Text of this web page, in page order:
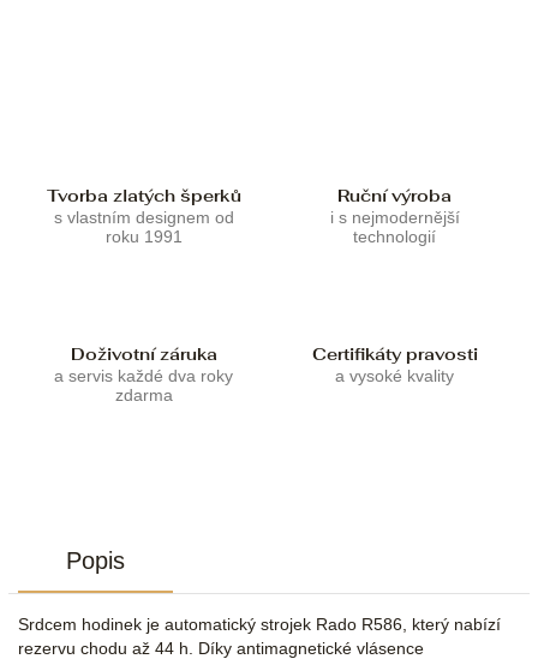
Tvorba zlatých šperků
s vlastním designem od
roku 1991
Ruční výroba
i s nejmodernější
technologií
Doživotní záruka
a servis každé dva roky
zdarma
Certifikáty pravosti
a vysoké kvality
Popis
Srdcem hodinek je automatický strojek Rado R586, který nabízí
rezervu chodu až 44 h. Díky antimagnetické vlásence